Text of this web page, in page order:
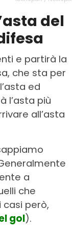
del
e partirà la
che sta per
ed
l’asta più
all’asta
a
che
però,
gol).